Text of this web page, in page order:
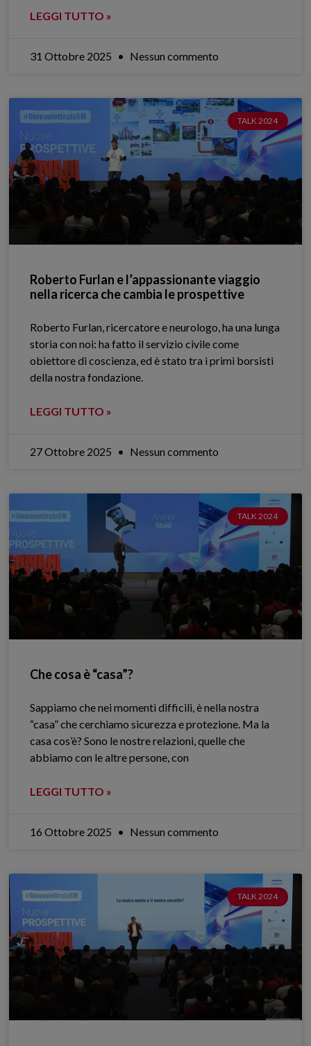
LEGGI TUTTO »
31 Ottobre 2025 Nessun commento
TALK 2024
Roberto Furlan e l’appassionante viaggio
nella ricerca che cambia le prospettive
Roberto Furlan, ricercatore e neurologo, ha una lunga
storia con noi: ha fatto il servizio civile come
obiettore di coscienza, ed è stato tra i primi borsisti
della nostra fondazione.
LEGGI TUTTO »
27 Ottobre 2025 Nessun commento
TALK 2024
Che cosa è “casa”?
Sappiamo che nei momenti difficili, è nella nostra
“casa” che cerchiamo sicurezza e protezione. Ma la
casa cos’è? Sono le nostre relazioni, quelle che
abbiamo con le altre persone, con
LEGGI TUTTO »
16 Ottobre 2025 Nessun commento
TALK 2024